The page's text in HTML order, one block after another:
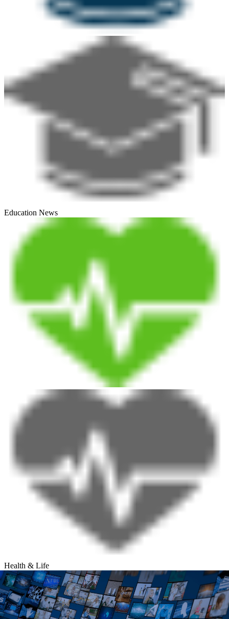
Education News
Health & Life